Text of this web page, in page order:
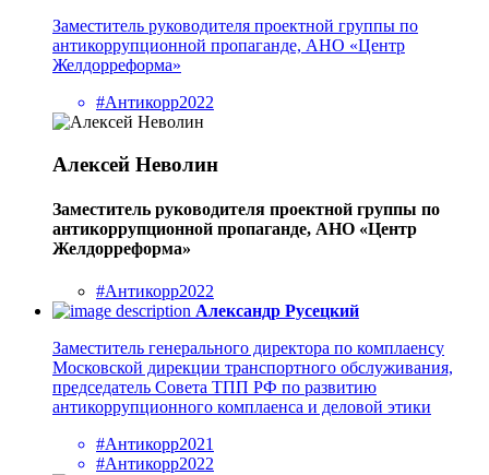
Заместитель руководителя проектной группы по
антикоррупционной пропаганде, АНО «Центр
Желдорреформа»
#Антикорр2022
Алексей Неволин
Заместитель руководителя проектной группы по
антикоррупционной пропаганде, АНО «Центр
Желдорреформа»
#Антикорр2022
Александр Русецкий
Заместитель генерального директора по комплаенсу
Московской дирекции транспортного обслуживания,
председатель Совета ТПП РФ по развитию
антикоррупционного комплаенса и деловой этики
#Антикорр2021
#Антикорр2022